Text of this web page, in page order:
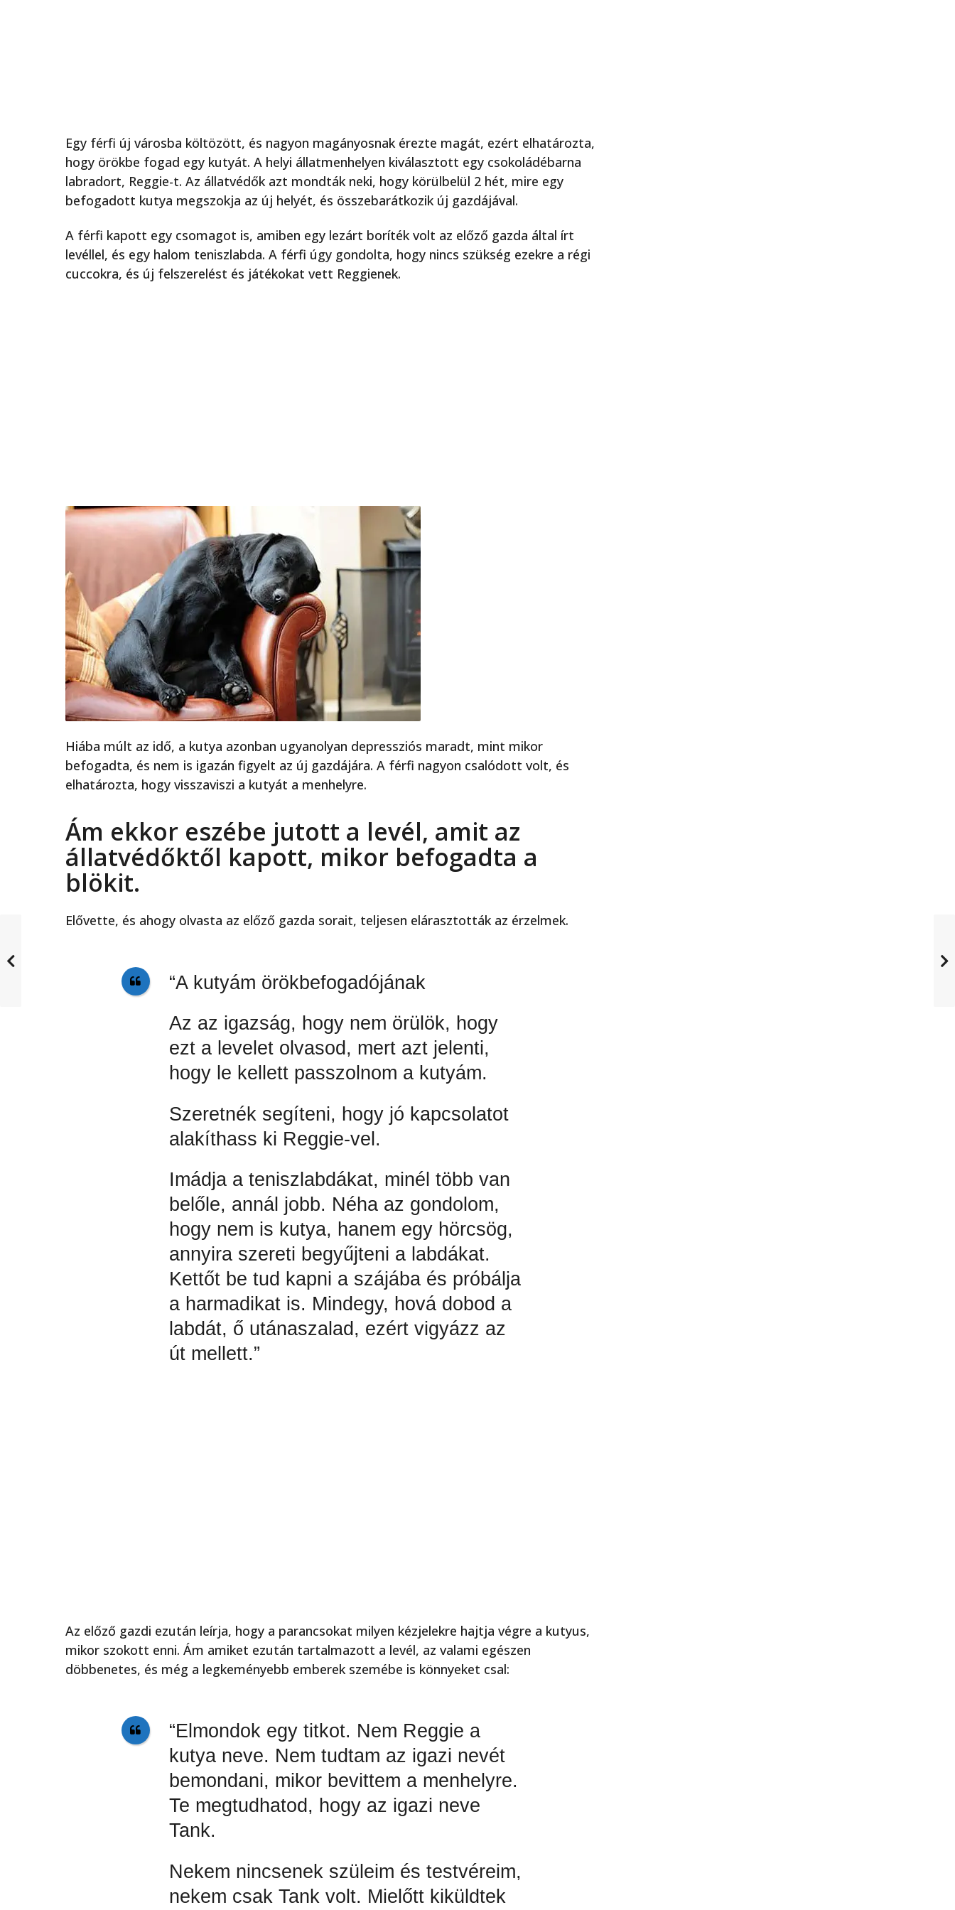
Egy férfi új városba költözött, és nagyon magányosnak érezte magát, ezért elhatározta,
hogy örökbe fogad egy kutyát. A helyi állatmenhelyen kiválasztott egy csokoládébarna
labradort, Reggie-t. Az állatvédők azt mondták neki, hogy körülbelül 2 hét, mire egy
befogadott kutya megszokja az új helyét, és összebarátkozik új gazdájával.
A férfi kapott egy csomagot is, amiben egy lezárt boríték volt az előző gazda által írt
levéllel, és egy halom teniszlabda. A férfi úgy gondolta, hogy nincs szükség ezekre a régi
cuccokra, és új felszerelést és játékokat vett Reggienek.
Hiába múlt az idő, a kutya azonban ugyanolyan depressziós maradt, mint mikor
befogadta, és nem is igazán figyelt az új gazdájára. A férfi nagyon csalódott volt, és
elhatározta, hogy visszaviszi a kutyát a menhelyre.
Ám ekkor eszébe jutott a levél, amit az
állatvédőktől kapott, mikor befogadta a
blökit.
Elővette, és ahogy olvasta az előző gazda sorait, teljesen elárasztották az érzelmek.
“A kutyám örökbefogadójának
Az az igazság, hogy nem örülök, hogy
ezt a levelet olvasod, mert azt jelenti,
hogy le kellett passzolnom a kutyám.
Szeretnék segíteni, hogy jó kapcsolatot
alakíthass ki Reggie-vel.
Imádja a teniszlabdákat, minél több van
belőle, annál jobb. Néha az gondolom,
hogy nem is kutya, hanem egy hörcsög,
annyira szereti begyűjteni a labdákat.
Kettőt be tud kapni a szájába és próbálja
a harmadikat is. Mindegy, hová dobod a
labdát, ő utánaszalad, ezért vigyázz az
út mellett.”
Az előző gazdi ezután leírja, hogy a parancsokat milyen kézjelekre hajtja végre a kutyus,
mikor szokott enni. Ám amiket ezután tartalmazott a levél, az valami egészen
döbbenetes, és még a legkeményebb emberek szemébe is könnyeket csal:
“Elmondok egy titkot. Nem Reggie a
kutya neve. Nem tudtam az igazi nevét
bemondani, mikor bevittem a menhelyre.
Te megtudhatod, hogy az igazi neve
Tank.
Nekem nincsenek szüleim és testvéreim,
nekem csak Tank volt. Mielőtt kiküldtek